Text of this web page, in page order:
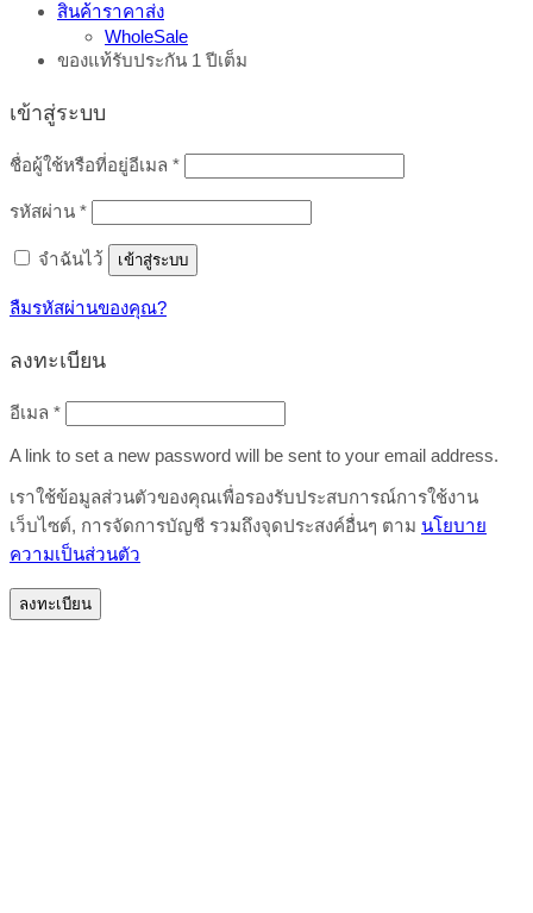
สินค้าราคาส่ง
WholeSale
ของแท้รับประกัน 1 ปีเต็ม
เข้าสู่ระบบ
ชื่อผู้ใช้หรือที่อยู่อีเมล *ต้องการ
รหัสผ่าน *ต้องการ
จำฉันไว้ เข้าสู่ระบบ
ลืมรหัสผ่านของคุณ?
ลงทะเบียน
อีเมล *ต้องการ
A link to set a new password will be sent to your email address.
เราใช้ข้อมูลส่วนตัวของคุณเพื่อรองรับประสบการณ์การใช้งาน
เว็บไซต์, การจัดการบัญชี รวมถึงจุดประสงค์อื่นๆ ตาม นโยบาย
ความเป็นส่วนตัว
ลงทะเบียน